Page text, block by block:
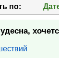
по: